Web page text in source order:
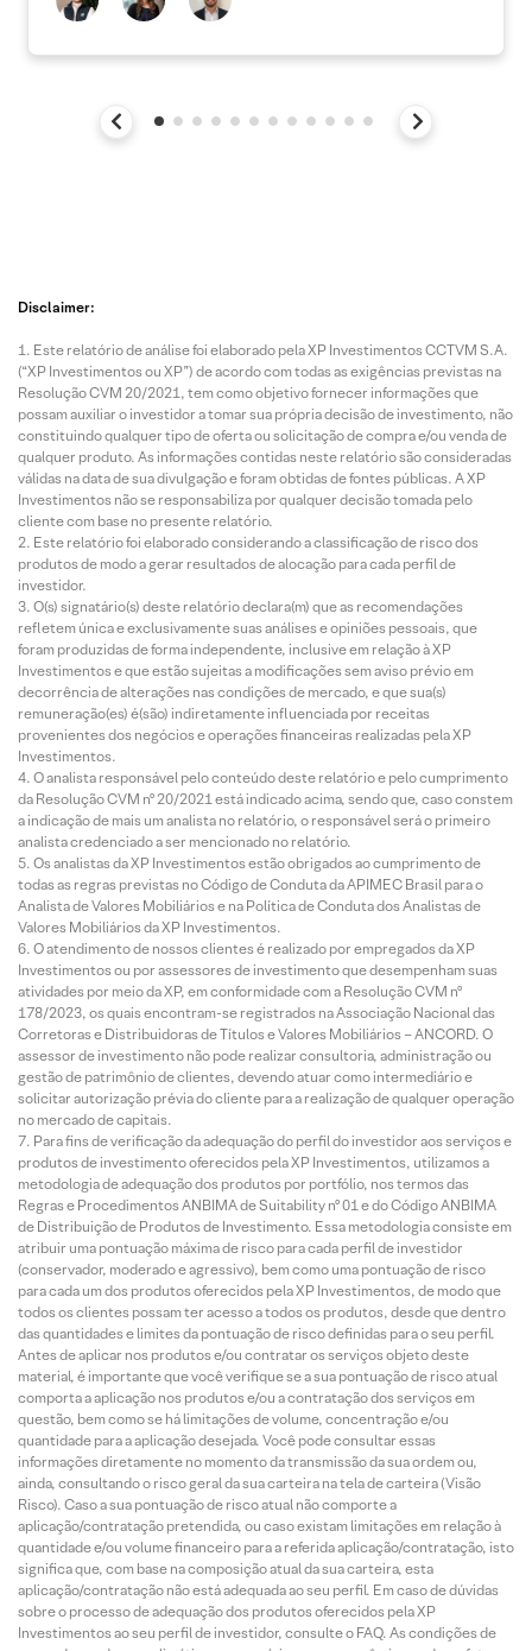
Disclaimer:
Este relatório de análise foi elaborado pela XP Investimentos CCTVM S.A.
(“XP Investimentos ou XP”) de acordo com todas as exigências previstas na
Resolução CVM 20/2021, tem como objetivo fornecer informações que
possam auxiliar o investidor a tomar sua própria decisão de investimento, não
constituindo qualquer tipo de oferta ou solicitação de compra e/ou venda de
qualquer produto. As informações contidas neste relatório são consideradas
válidas na data de sua divulgação e foram obtidas de fontes públicas. A XP
Investimentos não se responsabiliza por qualquer decisão tomada pelo
cliente com base no presente relatório.
Este relatório foi elaborado considerando a classificação de risco dos
produtos de modo a gerar resultados de alocação para cada perfil de
investidor.
O(s) signatário(s) deste relatório declara(m) que as recomendações
refletem única e exclusivamente suas análises e opiniões pessoais, que
foram produzidas de forma independente, inclusive em relação à XP
Investimentos e que estão sujeitas a modificações sem aviso prévio em
decorrência de alterações nas condições de mercado, e que sua(s)
remuneração(es) é(são) indiretamente influenciada por receitas
provenientes dos negócios e operações financeiras realizadas pela XP
Investimentos.
O analista responsável pelo conteúdo deste relatório e pelo cumprimento
da Resolução CVM nº 20/2021 está indicado acima, sendo que, caso constem
a indicação de mais um analista no relatório, o responsável será o primeiro
analista credenciado a ser mencionado no relatório.
Os analistas da XP Investimentos estão obrigados ao cumprimento de
todas as regras previstas no Código de Conduta da APIMEC Brasil para o
Analista de Valores Mobiliários e na Política de Conduta dos Analistas de
Valores Mobiliários da XP Investimentos.
O atendimento de nossos clientes é realizado por empregados da XP
Investimentos ou por assessores de investimento que desempenham suas
atividades por meio da XP, em conformidade com a Resolução CVM nº
178/2023, os quais encontram-se registrados na Associação Nacional das
Corretoras e Distribuidoras de Títulos e Valores Mobiliários – ANCORD. O
assessor de investimento não pode realizar consultoria, administração ou
gestão de patrimônio de clientes, devendo atuar como intermediário e
solicitar autorização prévia do cliente para a realização de qualquer operação
no mercado de capitais.
Para fins de verificação da adequação do perfil do investidor aos serviços e
produtos de investimento oferecidos pela XP Investimentos, utilizamos a
metodologia de adequação dos produtos por portfólio, nos termos das
Regras e Procedimentos ANBIMA de Suitability nº 01 e do Código ANBIMA
de Distribuição de Produtos de Investimento. Essa metodologia consiste em
atribuir uma pontuação máxima de risco para cada perfil de investidor
(conservador, moderado e agressivo), bem como uma pontuação de risco
para cada um dos produtos oferecidos pela XP Investimentos, de modo que
todos os clientes possam ter acesso a todos os produtos, desde que dentro
das quantidades e limites da pontuação de risco definidas para o seu perfil.
Antes de aplicar nos produtos e/ou contratar os serviços objeto deste
material, é importante que você verifique se a sua pontuação de risco atual
comporta a aplicação nos produtos e/ou a contratação dos serviços em
questão, bem como se há limitações de volume, concentração e/ou
quantidade para a aplicação desejada. Você pode consultar essas
informações diretamente no momento da transmissão da sua ordem ou,
ainda, consultando o risco geral da sua carteira na tela de carteira (Visão
Risco). Caso a sua pontuação de risco atual não comporte a
aplicação/contratação pretendida, ou caso existam limitações em relação à
quantidade e/ou volume financeiro para a referida aplicação/contratação, isto
significa que, com base na composição atual da sua carteira, esta
aplicação/contratação não está adequada ao seu perfil. Em caso de dúvidas
sobre o processo de adequação dos produtos oferecidos pela XP
Investimentos ao seu perfil de investidor, consulte o FAQ. As condições de